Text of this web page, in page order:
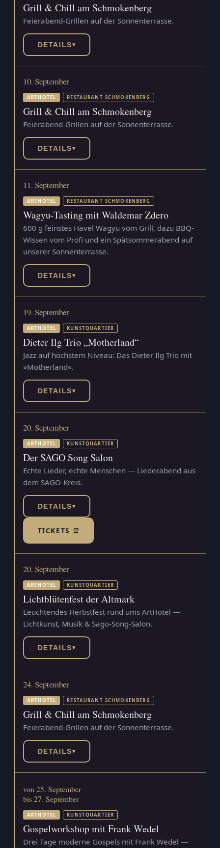
Grill & Chill am Schmokenberg
Feierabend-Grillen auf der Sonnenterrasse.
DETAILS▾
10. September
ARTHOTEL RESTAURANT SCHMOKENBERG
Grill & Chill am Schmokenberg
Feierabend-Grillen auf der Sonnenterrasse.
DETAILS▾
11. September
ARTHOTEL RESTAURANT SCHMOKENBERG
Wagyu-Tasting mit Waldemar Zdero
600 g feinstes Havel Wagyu vom Grill, dazu BBQ-
Wissen vom Profi und ein Spätsommerabend auf
unserer Sonnenterrasse.
DETAILS▾
19. September
ARTHOTEL KUNSTQUARTIER
Dieter Ilg Trio „Motherland“
Jazz auf höchstem Niveau: Das Dieter Ilg Trio mit
»Motherland«.
DETAILS▾
20. September
ARTHOTEL KUNSTQUARTIER
Der SAGO Song Salon
Echte Lieder, echte Menschen — Liederabend aus
dem SAGO-Kreis.
DETAILS▾
TICKETS(TICKETSHOP, ÖFFNET IN NEUEM TAB)
20. September
ARTHOTEL KUNSTQUARTIER
Lichtblütenfest der Altmark
Leuchtendes Herbstfest rund ums ArtHotel —
Lichtkunst, Musik & Sago-Song-Salon.
DETAILS▾
24. September
ARTHOTEL RESTAURANT SCHMOKENBERG
Grill & Chill am Schmokenberg
Feierabend-Grillen auf der Sonnenterrasse.
DETAILS▾
von 25. September
bis 27. September
ARTHOTEL KUNSTQUARTIER
Gospelworkshop mit Frank Wedel
Drei Tage moderne Gospels mit Frank Wedel —